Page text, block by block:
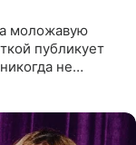
моложавую
публикует
не